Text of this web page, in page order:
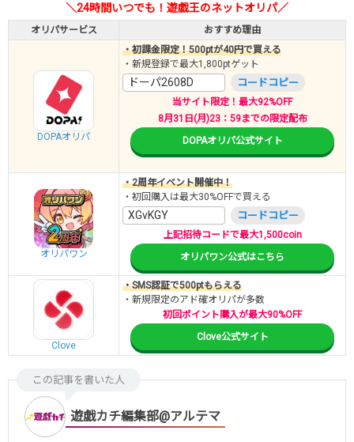
＼24時間いつでも！遊戯王のネットオリパ／
オリパサービス おすすめ理由
DOPAオリパ
・初課金限定！500ptが40円で買える
・新規登録で最大1,800ptゲット
ドーパ2608D コードコピー
当サイト限定！最大92%OFF
8月31日(月)23：59までの限定配布
DOPAオリパ公式サイト
オリパワン
・2周年イベント開催中！
・初回購入は最大30%OFFで買える
XGvKGY コードコピー
上記招待コードで最大1,500coin
オリパワン公式はこちら
Clove
・SMS認証で500ptもらえる
・新規限定のアド確オリパが多数
初回ポイント購入が最大90%OFF
Clove公式サイト
この記事を書いた人
遊戯カチ編集部@アルテマ